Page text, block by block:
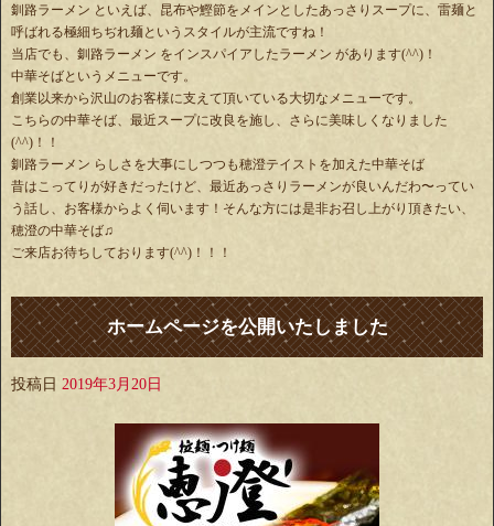
釧路ラーメン といえば、昆布や鰹節をメインとしたあっさりスープに、雷麺と
呼ばれる極細ちぢれ麺というスタイルが主流ですね！
当店でも、釧路ラーメン をインスパイアしたラーメン があります(^^)！
中華そばというメニューです。
創業以来から沢山のお客様に支えて頂いている大切なメニューです。
こちらの中華そば、最近スープに改良を施し、さらに美味しくなりました
(^^)！！
釧路ラーメン らしさを大事にしつつも穂澄テイストを加えた中華そば
昔はこってりが好きだったけど、最近あっさりラーメンが良いんだわ〜ってい
う話し、お客様からよく伺います！そんな方には是非お召し上がり頂きたい、
穂澄の中華そば♫
ご来店お待ちしております(^^)！！！
ホームページを公開いたしました
投稿日 2019年3月20日